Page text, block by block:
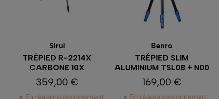
Sirui
TRÉPIED R-2214X
CARBONE 10X
Prix
359,00 €
En réapprovisionnement
Benro
TRÉPIED SLIM
ALUMINIUM TSL08 + N00
Prix
169,00 €
En réapprovisionnement